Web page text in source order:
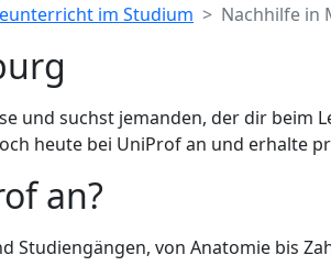
im Studium Nachhilfe in
und suchst jemanden, der dir beim
heute bei UniProf an und erhalte
an?
Studiengängen, von Anatomie bis